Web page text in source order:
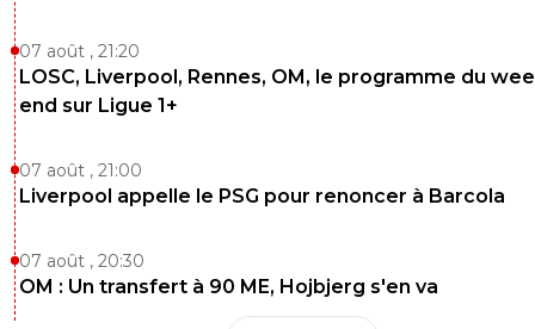
07 août , 21:20
LOSC, Liverpool, Rennes, OM, le programme du
end sur Ligue 1+
07 août , 21:00
Liverpool appelle le PSG pour renoncer à Barcola
07 août , 20:30
OM : Un transfert à 90 ME, Hojbjerg s'en va